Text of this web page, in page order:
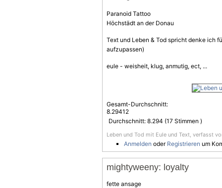
Paranoid Tattoo
Höchstädt an der Donau
Text und Leben & Tod spricht denke ich
aufzupassen)
eule - weisheit, klug, anmutig, ect, ...
Gesamt-Durchschnitt:
8.29412
Durchschnitt: 8.294 (17 Stimmen )
Leben und Tod mit Eule und Text, verfasst
Anmelden oder Registrieren um
mightyweeny: loyalty
fette ansage